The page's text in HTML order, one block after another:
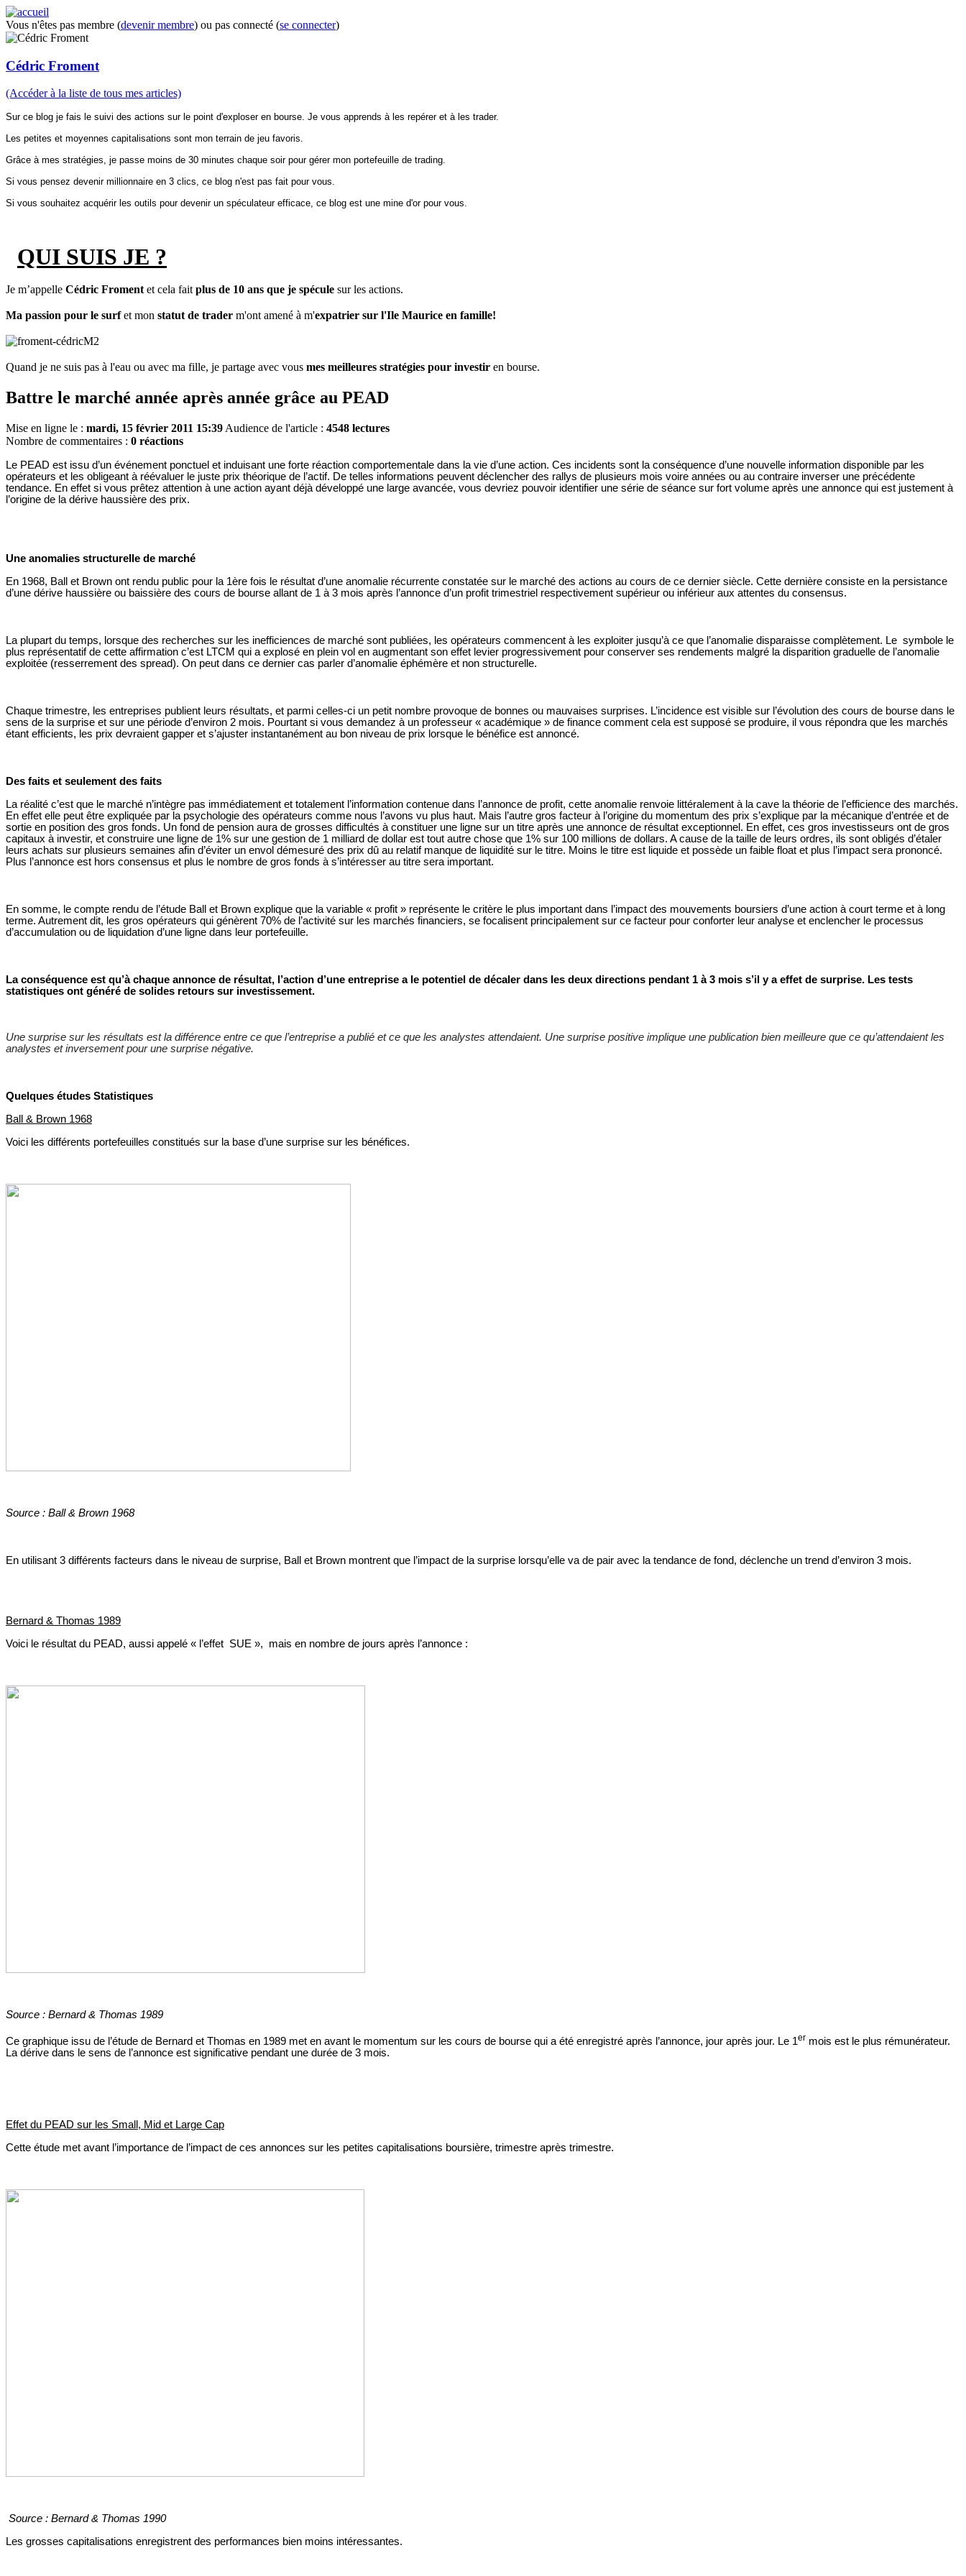
Vous n'êtes pas membre (devenir membre) ou pas connecté (se connecter)
Cédric Froment
(Accéder à la liste de tous mes articles)
Sur ce blog je fais le suivi des actions sur le point d'exploser en bourse. Je vous apprends à les repérer et à les trader.
Les petites et moyennes capitalisations sont mon terrain de jeu favoris.
Grâce à mes stratégies, je passe moins de 30 minutes chaque soir pour gérer mon portefeuille de trading.
Si vous pensez devenir millionnaire en 3 clics, ce blog n'est pas fait pour vous.
Si vous souhaitez acquérir les outils pour devenir un spéculateur efficace, ce blog est une mine d'or pour vous.
QUI SUIS JE ?
Je m’appelle Cédric Fromentet cela faitplus de 10 ans que je spécule sur les actions.
Ma passion pour le surfet mon statut de trader m'ont amené à m'expatrier sur l'Ile Maurice en famille!
Quand je ne suis pas à l'eau ou avec ma fille, je partage avec vous mes meilleures stratégies pour investir en bourse.
Battre le marché année après année grâce au PEAD
Mise en ligne le : mardi, 15 février 2011 15:39 Audience de l'article : 4548 lectures
Nombre de commentaires : 0 réactions
Le PEAD est issu d’un événement ponctuel et induisant une forte réaction comportementale dans la vie d’une action. Ces incidents sont la conséquence d’une nouvelle information disponible par les
opérateurs et les obligeant à réévaluer le juste prix théorique de l’actif. De telles informations peuvent déclencher des rallys de plusieurs mois voire années ou au contraire inverser une précédente
tendance. En effet si vous prêtez attention à une action ayant déjà développé une large avancée, vous devriez pouvoir identifier une série de séance sur fort volume après une annonce qui est justement à
l’origine de la dérive haussière des prix.
Une anomalies structurelle de marché
En 1968, Ball et Brown ont rendu public pour la 1ère fois le résultat d’une anomalie récurrente constatée sur le marché des actions au cours de ce dernier siècle. Cette dernière consiste en la persistance
d’une dérive haussière ou baissière des cours de bourse allant de 1 à 3 mois après l’annonce d’un profit trimestriel respectivement supérieur ou inférieur aux attentes du consensus.
La plupart du temps, lorsque des recherches sur les inefficiences de marché sont publiées, les opérateurs commencent à les exploiter jusqu’à ce que l’anomalie disparaisse complètement. Le symbole le
plus représentatif de cette affirmation c’est LTCM qui a explosé en plein vol en augmentant son effet levier progressivement pour conserver ses rendements malgré la disparition graduelle de l’anomalie
exploitée (resserrement des spread). On peut dans ce dernier cas parler d’anomalie éphémère et non structurelle.
Chaque trimestre, les entreprises publient leurs résultats, et parmi celles-ci un petit nombre provoque de bonnes ou mauvaises surprises. L’incidence est visible sur l’évolution des cours de bourse dans le
sens de la surprise et sur une période d’environ 2 mois. Pourtant si vous demandez à un professeur « académique » de finance comment cela est supposé se produire, il vous répondra que les marchés
étant efficients, les prix devraient gapper et s’ajuster instantanément au bon niveau de prix lorsque le bénéfice est annoncé.
Des faits et seulement des faits
La réalité c’est que le marché n’intègre pas immédiatement et totalement l’information contenue dans l’annonce de profit, cette anomalie renvoie littéralement à la cave la théorie de l’efficience des marchés.
En effet elle peut être expliquée par la psychologie des opérateurs comme nous l’avons vu plus haut. Mais l’autre gros facteur à l’origine du momentum des prix s’explique par la mécanique d’entrée et de
sortie en position des gros fonds. Un fond de pension aura de grosses difficultés à constituer une ligne sur un titre après une annonce de résultat exceptionnel. En effet, ces gros investisseurs ont de gros
capitaux à investir, et construire une ligne de 1% sur une gestion de 1 milliard de dollar est tout autre chose que 1% sur 100 millions de dollars. A cause de la taille de leurs ordres, ils sont obligés d’étaler
leurs achats sur plusieurs semaines afin d’éviter un envol démesuré des prix dû au relatif manque de liquidité sur le titre. Moins le titre est liquide et possède un faible float et plus l’impact sera prononcé.
Plus l’annonce est hors consensus et plus le nombre de gros fonds à s’intéresser au titre sera important.
En somme, le compte rendu de l’étude Ball et Brown explique que la variable « profit » représente le critère le plus important dans l’impact des mouvements boursiers d’une action à court terme et à long
terme. Autrement dit, les gros opérateurs qui génèrent 70% de l’activité sur les marchés financiers, se focalisent principalement sur ce facteur pour conforter leur analyse et enclencher le processus
d’accumulation ou de liquidation d’une ligne dans leur portefeuille.
La conséquence est qu’à chaque annonce de résultat, l’action d’une entreprise a le potentiel de décaler dans les deux directions pendant 1 à 3 mois s’il y a effet de surprise. Les tests
statistiques ont généré de solides retours sur investissement.
Une surprise sur les résultats est la différence entre ce que l’entreprise a publié et ce que les analystes attendaient. Une surprise positive implique une publication bien meilleure que ce qu’attendaient les
analystes et inversement pour une surprise négative.
Quelques études Statistiques
Ball & Brown 1968
Voici les différents portefeuilles constitués sur la base d’une surprise sur les bénéfices.
Source : Ball & Brown 1968
En utilisant 3 différents facteurs dans le niveau de surprise, Ball et Brown montrent que l’impact de la surprise lorsqu’elle va de pair avec la tendance de fond, déclenche un trend d’environ 3 mois.
Bernard & Thomas 1989
Voici le résultat du PEAD, aussi appelé « l’effet SUE », mais en nombre de jours après l’annonce :
Source : Bernard & Thomas 1989
Ce graphique issu de l’étude de Bernard et Thomas en 1989 met en avant le momentum sur les cours de bourse qui a été enregistré après l’annonce, jour après jour. Le 1er mois est le plus rémunérateur.
La dérive dans le sens de l’annonce est significative pendant une durée de 3 mois.
Effet du PEAD sur les Small, Mid et Large Cap
Cette étude met avant l’importance de l’impact de ces annonces sur les petites capitalisations boursière, trimestre après trimestre.
Source : Bernard & Thomas 1990
Les grosses capitalisations enregistrent des performances bien moins intéressantes.